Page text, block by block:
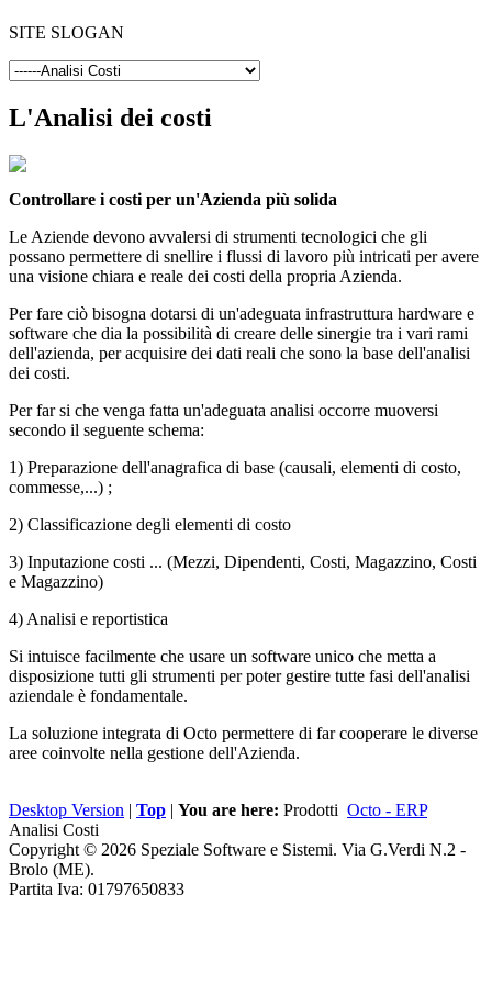
SITE SLOGAN
L'Analisi dei costi
Controllare i costi per un'Azienda più solida
Le Aziende devono avvalersi di strumenti tecnologici che gli
possano permettere di snellire i flussi di lavoro più intricati per avere
una visione chiara e reale dei costi della propria Azienda.
Per fare ciò bisogna dotarsi di un'adeguata infrastruttura hardware e
software che dia la possibilità di creare delle sinergie tra i vari rami
dell'azienda, per acquisire dei dati reali che sono la base dell'analisi
dei costi.
Per far si che venga fatta un'adeguata analisi occorre muoversi
secondo il seguente schema:
1) Preparazione dell'anagrafica di base (causali, elementi di costo,
commesse,...) ;
2) Classificazione degli elementi di costo
3) Inputazione costi ... (Mezzi, Dipendenti, Costi, Magazzino, Costi
e Magazzino)
4) Analisi e reportistica
Si intuisce facilmente che usare un software unico che metta a
disposizione tutti gli strumenti per poter gestire tutte fasi dell'analisi
aziendale è fondamentale.
La soluzione integrata di Octo permettere di far cooperare le diverse
aree coinvolte nella gestione dell'Azienda.
Desktop Version | Top | You are here: Prodotti Octo - ERP
Analisi Costi
Copyright © 2026 Speziale Software e Sistemi. Via G.Verdi N.2 -
Brolo (ME).
Partita Iva: 01797650833